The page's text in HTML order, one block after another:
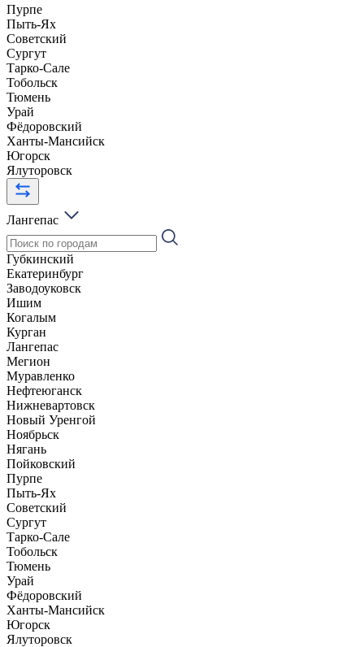
Пурпе
Пыть-Ях
Советский
Сургут
Тарко-Сале
Тобольск
Тюмень
Урай
Фёдоровский
Ханты-Мансийск
Югорск
Ялуторовск
Лангепас
Губкинский
Екатеринбург
Заводоуковск
Ишим
Когалым
Курган
Лангепас
Мегион
Муравленко
Нефтеюганск
Нижневартовск
Новый Уренгой
Ноябрьск
Нягань
Пойковский
Пурпе
Пыть-Ях
Советский
Сургут
Тарко-Сале
Тобольск
Тюмень
Урай
Фёдоровский
Ханты-Мансийск
Югорск
Ялуторовск